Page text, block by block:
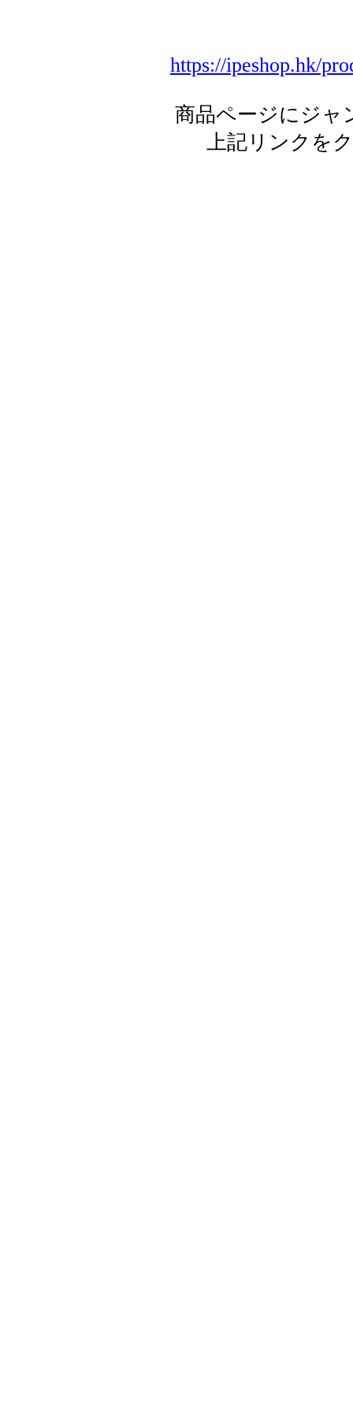
https://ipeshop.hk/
商品ページにジャ
上記リンクを